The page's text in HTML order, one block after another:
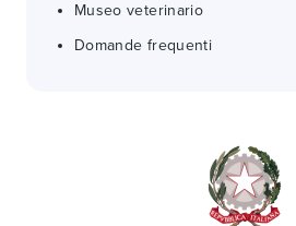
Museo veterinario
Domande frequenti